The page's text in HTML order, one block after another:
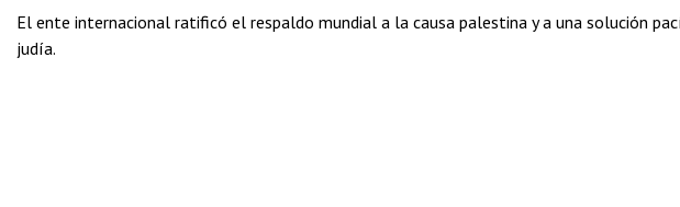
El ente internacional ratificó el respaldo mundial a la causa palestina y a una solución
judía.